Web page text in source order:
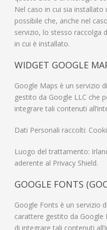
Nel caso in cui sia
possibile che, anche nel
servizio, lo stesso raccolga
in cui è installato.
WIDGET GOOGLE
Google Maps è un servizio
gestito da Google LLC che
integrare tali contenuti
Dati Personali raccolti:
Luogo del trattamento:
aderente al Privacy Shield.
GOOGLE FONTS
Google Fonts è un servizio
carattere gestito da Google
di integrare tali contenuti